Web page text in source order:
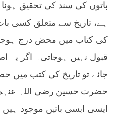
باتوں کی سند کی تحقیق
ہے، تاریخ سے متعلق کسی
کی کتاب میں محض درج
قبول نہیں ہوجاتی۔ اگر یہ
جائے تو تاریخ کی کتب میں
حضرت حسین رضی اللہ
ایسی ایسی باتیں موجود ہیں